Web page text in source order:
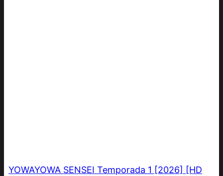
YOWAYOWA SENSEI Temporada 1 [2026] [HD